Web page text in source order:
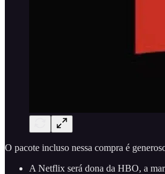
O pacote incluso nessa compra é
A Netflix será dona da HBO, a